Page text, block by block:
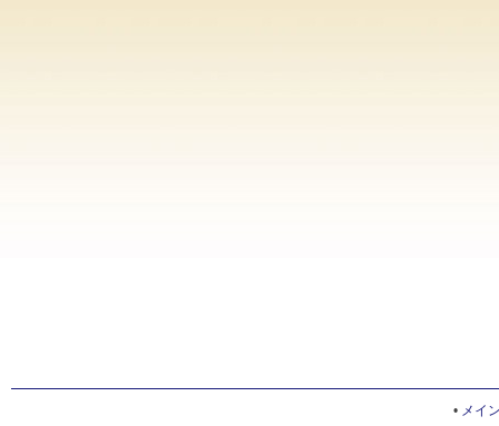
• メイ